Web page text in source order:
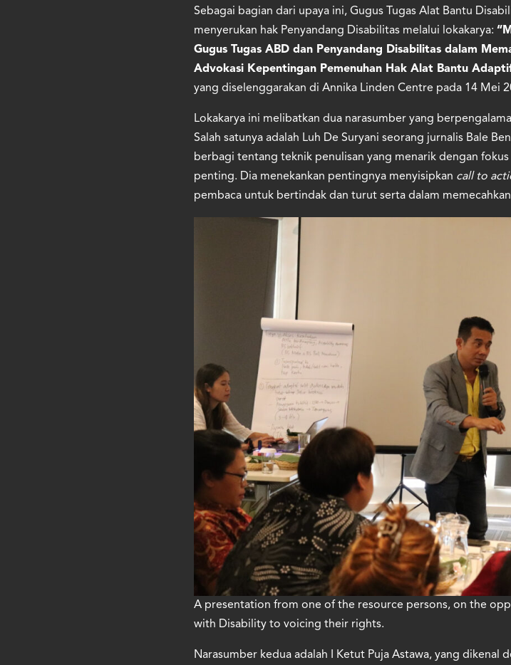
Sebagai bagian dari upaya ini, Gugus Tugas Alat Bantu
menyerukan hak Penyandang Disabilitas melalui lokakarya:
Gugus Tugas ABD dan Penyandang Disabilitas dalam
Advokasi Kepentingan Pemenuhan Hak Alat Bantu
yang diselenggarakan di Annika Linden Centre pada 14 Mei
Lokakarya ini melibatkan dua narasumber yang
Salah satunya adalah Luh De Suryani seorang jurnalis Bale
berbagi tentang teknik penulisan yang menarik dengan
penting. Dia menekankan pentingnya menyisipkan call to
pembaca untuk bertindak dan turut serta dalam
A presentation from one of the resource persons, on the
with Disability to voicing their rights.
Narasumber kedua adalah I Ketut Puja Astawa, yang dikenal